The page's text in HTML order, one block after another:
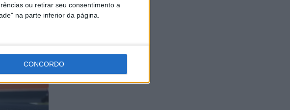
ou retirar seu consentimento a
na parte inferior da página.
CONCORDO